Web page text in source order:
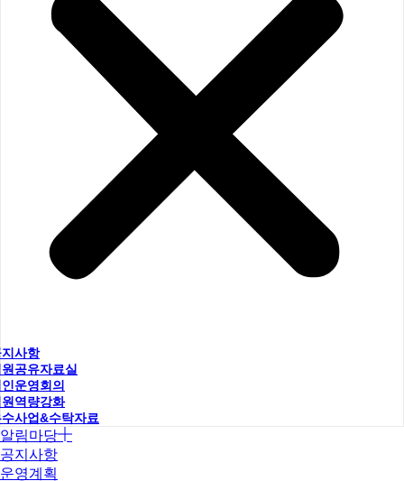
사항
공유자료실
운영회의
역량강화
사업&수탁자료
알림마당
공지사항
운영계획